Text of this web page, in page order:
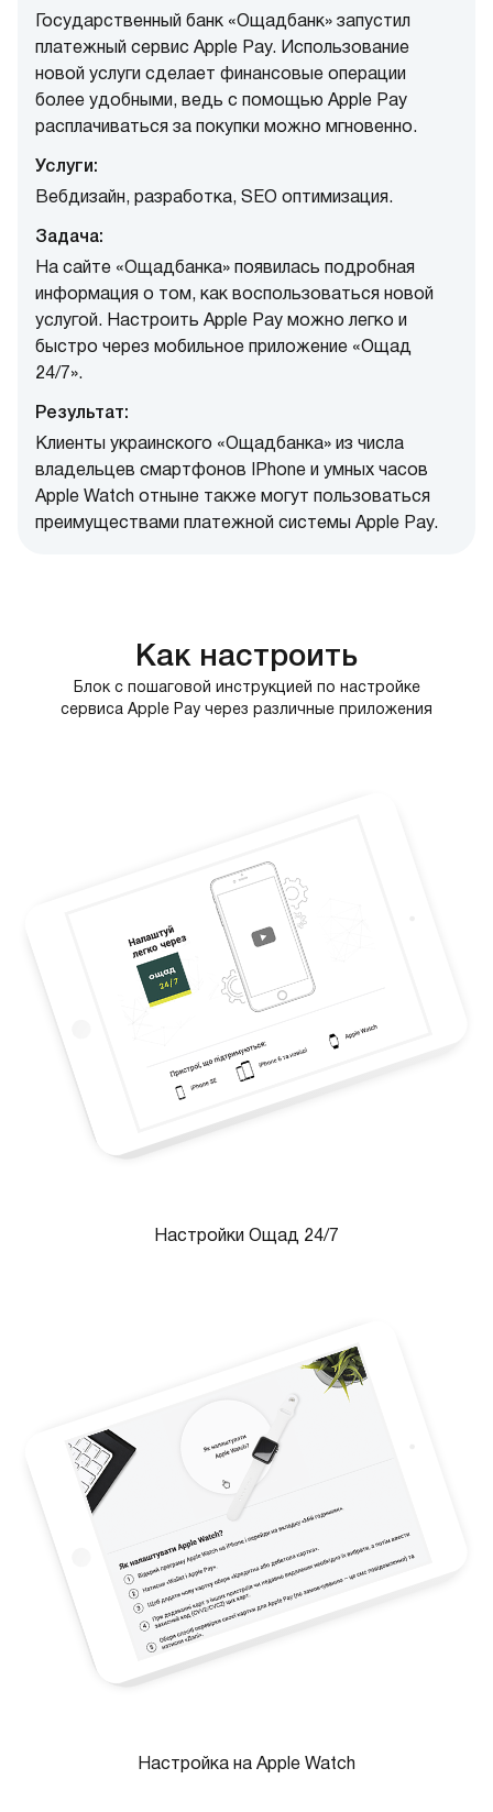
Государственный банк «Ощадбанк» запустил
платежный сервис Apple Pay. Использование
новой услуги сделает финансовые операции
более удобными, ведь с помощью Apple Pay
расплачиваться за покупки можно мгновенно.
Услуги:
Вебдизайн, разработка, SEO оптимизация.
Задача:
На сайте «Ощадбанка» появилась подробная
информация о том, как воспользоваться новой
услугой. Настроить Apple Pay можно легко и
быстро через мобильное приложение «Ощад
24/7».
Результат:
Клиенты украинского «Ощадбанка» из числа
владельцев смартфонов IPhone и умных часов
Apple Watch отныне также могут пользоваться
преимуществами платежной системы Apple Pay.
Как настроить
Блок с пошаговой инструкцией по настройке
сервиса Apple Pay через различные приложения
Настройки Ощад 24/7
Настройка на Apple Watch